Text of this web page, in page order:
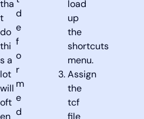
tha
t
do
thi
s a
lot
will
oft
d
e
f
o
r
m
e
d
load
up
the
shortcuts
menu.
Assign
the
tcf